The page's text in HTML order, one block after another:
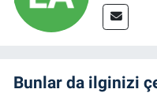
Bunlar da ilginizi